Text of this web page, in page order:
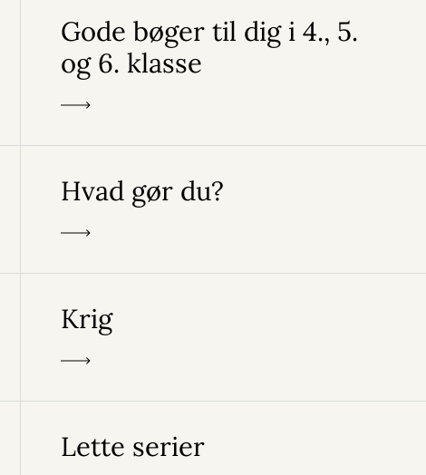
Gode bøger til dig i 4., 5.
og 6. klasse
Hvad gør du?
Krig
Lette serier